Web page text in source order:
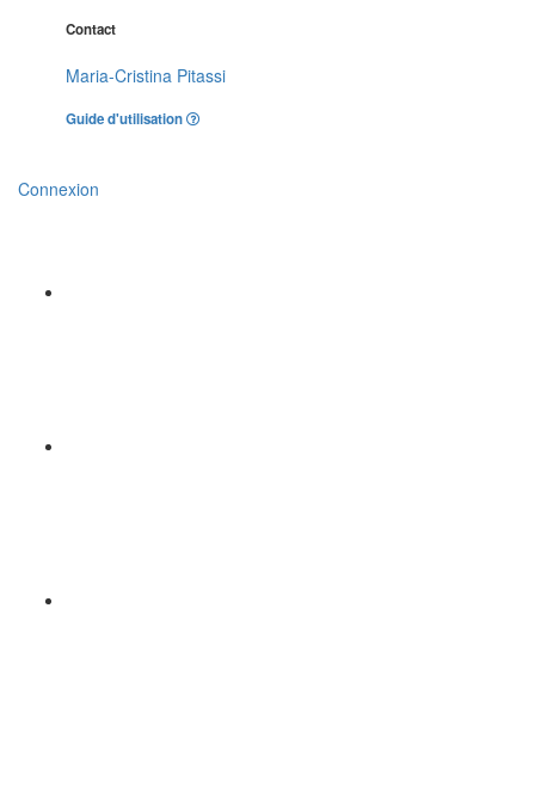
Contact
Maria-Cristina Pitassi
Guide d'utilisation
Connexion